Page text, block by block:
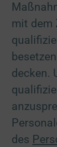
mit dem
decken.
des